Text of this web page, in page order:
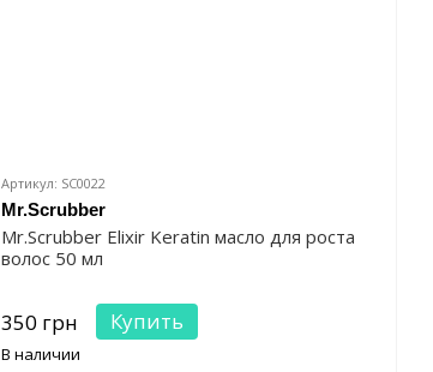
Артикул: SC0022
Mr.Scrubber
Mr.Scrubber Elixir Keratin масло для роста
волос 50 мл
350 грн Купить
В наличии